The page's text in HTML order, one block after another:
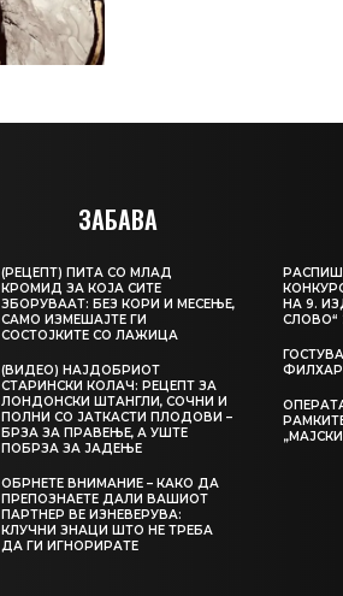
ЗАБАВА
(РЕЦЕПТ) ПИТА СО МЛАД
КРОМИД ЗА КОЈА СИТЕ
ЗБОРУВААТ: БЕЗ КОРИ И МЕСЕЊЕ,
САМО ИЗМЕШАЈТЕ ГИ
СОСТОЈКИТЕ СО ЛАЖИЦА
(ВИДЕО) НАЈДОБРИОТ
СТАРИНСКИ КОЛАЧ: РЕЦЕПТ ЗА
ЛОНДОНСКИ ШТАНГЛИ, СОЧНИ И
ПОЛНИ СО ЈАТКАСТИ ПЛОДОВИ –
БРЗА ЗА ПРАВЕЊЕ, А УШТЕ
ПОБРЗА ЗА ЈАДЕЊЕ
ОБРНЕТЕ ВНИМАНИЕ – КАКО ДА
ПРЕПОЗНАЕТЕ ДАЛИ ВАШИОТ
ПАРТНЕР ВЕ ИЗНЕВЕРУВА:
КЛУЧНИ ЗНАЦИ ШТО НЕ ТРЕБА
ДА ГИ ИГНОРИРАТЕ
НА 9.
СЛОВО“